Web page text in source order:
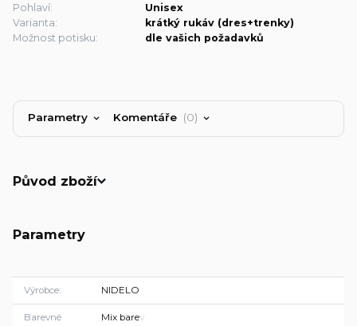
Pohlaví:
Unisex
Varianta:
krátký rukáv (dres+trenky)
Možnost potisku:
dle vašich požadavků
Parametry Komentáře 0
Původ zboží
Parametry
Výrobce NIDELO
Barevné
Mix barev